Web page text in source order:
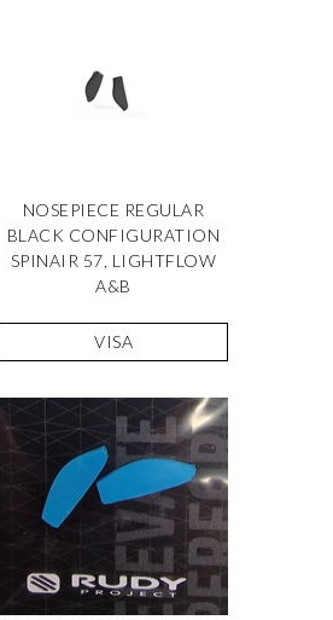
NOSEPIECE REGULAR
BLACK CONFIGURATION
SPINAIR 57, LIGHTFLOW
A&B
VISA